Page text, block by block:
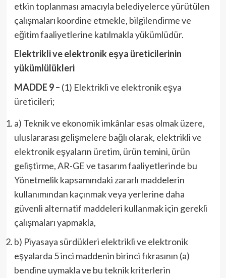
etkin toplanması amacıyla belediyelerce yürütülen
çalışmaları koordine etmekle, bilgilendirme ve
eğitim faaliyetlerine katılmakla yükümlüdür.
Elektrikli ve elektronik eşya üreticilerinin
yükümlülükleri
MADDE 9 – (1) Elektrikli ve elektronik eşya
üreticileri;
a) Teknik ve ekonomik imkânlar esas olmak üzere,
uluslararası gelişmelere bağlı olarak, elektrikli ve
elektronik eşyaların üretim, ürün temini, ürün
geliştirme, AR-GE ve tasarım faaliyetlerinde bu
Yönetmelik kapsamındaki zararlı maddelerin
kullanımından kaçınmak veya yerlerine daha
güvenli alternatif maddeleri kullanmak için gerekli
çalışmaları yapmakla,
b) Piyasaya sürdükleri elektrikli ve elektronik
eşyalarda 5 inci maddenin birinci fıkrasının (a)
bendine uymakla ve bu teknik kriterlerin